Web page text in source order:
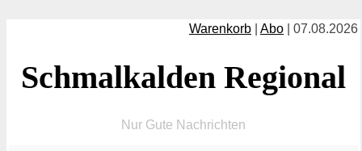
Warenkorb Abo | 07.08.2026
Schmalkalden Regional
Nur Gute Nachrichten